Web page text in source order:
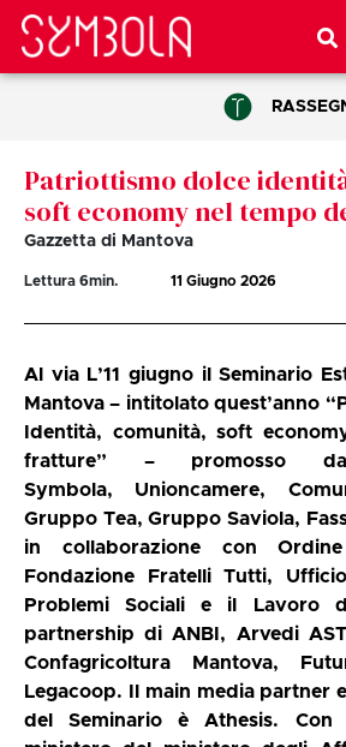
Patriottismo dolce
soft economy nel tempo
Gazzetta di Mantova
Lettura 6min. 11 Giugno 2026
Al via L’11 giugno ilSeminario
Mantova – intitolato quest’anno
Identità, comunità, soft
fratture” – promosso
Symbola, Unioncamere,
Gruppo Tea, Gruppo Saviola,
in collaborazione con
Fondazione Fratelli Tutti,
Problemi Sociali e il Lavoro
partnership di ANBI, Arvedi
Confagricoltura Mantova,
Legacoop. Il main media partner
del Seminario è Athesis.